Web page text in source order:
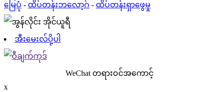
မြေပုံ - ထိပ်တန်းဘလော့ဂ် - ထိပ်တန်းရှာဖွေမှု
အီးမေးလ်ပို့ပါ
WeChat တရားဝင်အကောင့်
x